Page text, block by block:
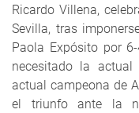
Ricardo Villena,
Sevilla, tras
Paola Expósito por
necesitado la
actual campeona de
el triunfo ante la